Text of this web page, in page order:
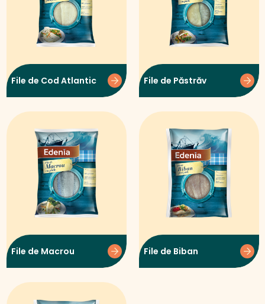
File de Cod Atlantic File de Păstrăv
File de Macrou File de Biban